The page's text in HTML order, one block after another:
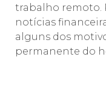
trabalho remoto.
notícias
alguns dos
permanente do